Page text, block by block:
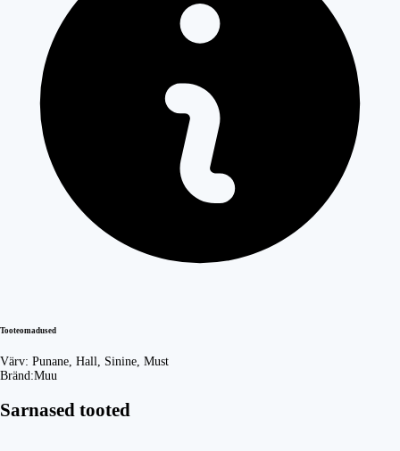
Tooteomadused
Värv: Punane, Hall, Sinine, Must
Bränd:Muu
Sarnased tooted